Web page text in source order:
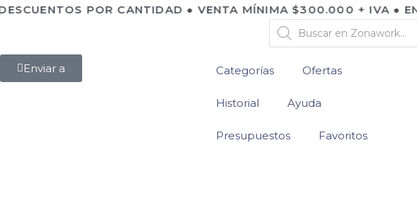
POR CANTIDAD ● VENTA MÍNIMA $300.000 + IVA ●
Enviar a Categorías Ofertas
Historial Ayuda
Presupuestos Favoritos